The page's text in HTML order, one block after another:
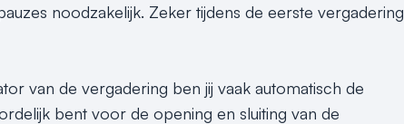
noodzakelijk. Zeker tijdens de eerste vergadering
van de vergadering ben jij vaak automatisch de
bent voor de opening en sluiting van de